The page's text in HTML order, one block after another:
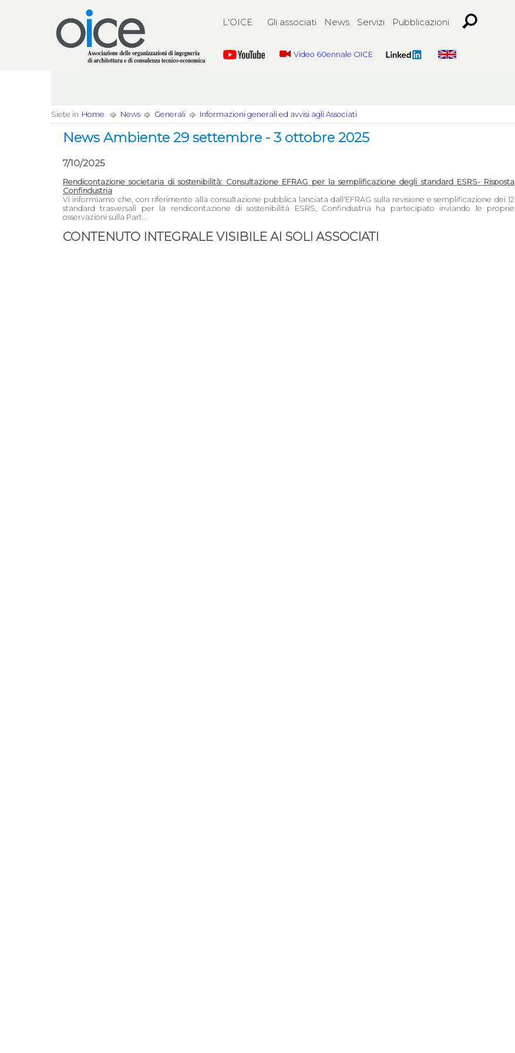
L'OICE Gli associati News Servizi Pubblicazioni
Video 60ennale OICE
Siete in Home News Generali Informazioni generali ed avvisi agli Associati
News Ambiente 29 settembre - 3 ottobre 2025
7/10/2025
Rendicontazione societaria di sostenibilità: Consultazione EFRAG per la semplificazione degli standard ESRS- Risposta
Confindustria
Vi informiamo che, con riferimento alla consultazione pubblica lanciata dall'EFRAG sulla revisione e semplificazione dei 12
standard trasversali per la rendicontazione di sostenibilità ESRS, Confindustria ha partecipato inviando le proprie
osservazioni sulla Part...
CONTENUTO INTEGRALE VISIBILE AI SOLI ASSOCIATI